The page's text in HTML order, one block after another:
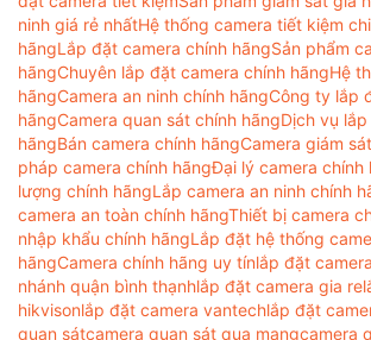
ninh giá rẻ nhấtHệ thống camera tiết kiệm
hãngLắp đặt camera chính hãngSản phẩm
hãngChuyên lắp đặt camera chính hãngHệ
hãngCamera an ninh chính hãngCông ty lắp
hãngCamera quan sát chính hãngDịch vụ
hãngBán camera chính hãngCamera giám
pháp camera chính hãngĐại lý camera chính
lượng chính hãngLắp camera an ninh chính
camera an toàn chính hãngThiết bị camera
nhập khẩu chính hãngLắp đặt hệ thống
hãngCamera chính hãng uy tínlắp đặt
nhánh quận bình thạnhlắp đặt camera gia re
hikvisonlắp đặt camera vantechlắp đặt
quan sátcamera quan sát qua mạngcamera